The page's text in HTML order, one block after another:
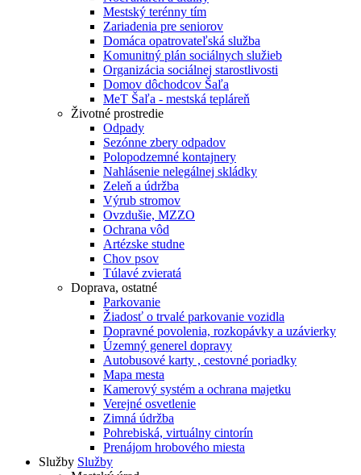
Mestský terénny tím
Zariadenia pre seniorov
Domáca opatrovateľská služba
Komunitný plán sociálnych služieb
Organizácia sociálnej starostlivosti
Domov dôchodcov Šaľa
MeT Šaľa - mestská tepláreň
Životné prostredie
Odpady
Sezónne zbery odpadov
Polopodzemné kontajnery
Nahlásenie nelegálnej skládky
Zeleň a údržba
Výrub stromov
Ovzdušie, MZZO
Ochrana vôd
Artézske studne
Chov psov
Túlavé zvieratá
Doprava, ostatné
Parkovanie
Žiadosť o trvalé parkovanie vozidla
Dopravné povolenia, rozkopávky a uzávierky
Územný generel dopravy
Autobusové karty , cestovné poriadky
Mapa mesta
Kamerový systém a ochrana majetku
Verejné osvetlenie
Zimná údržba
Pohrebiská, virtuálny cintorín
Prenájom hrobového miesta
Služby Služby